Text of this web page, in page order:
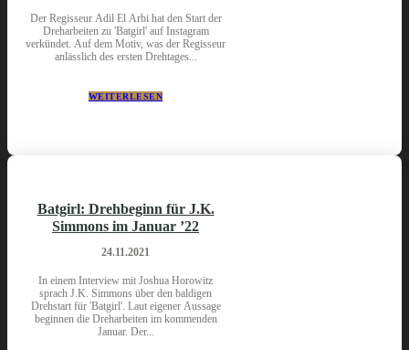
Der Regisseur Adil El Arbi hat den Start der
Dreharbeiten zu 'Batgirl' auf Instagram
verkündet. Auf dem Motiv, was der Regisseur
anlässlich des ersten Drehtages...
WEITERLESEN
Batgirl: Drehbeginn für J.K.
Simmons im Januar ’22
24.11.2021
In einem Interview mit Joshua Horowitz
sprach J.K. Simmons über den baldigen
Drehstart für 'Batgirl'. Laut eigener Aussage
beginnen die Dreharbeiten im kommenden
Januar. Der...